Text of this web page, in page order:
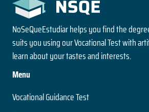
NoSeQueEstudiar helps you find the
suits you using our Vocational Test with
learn about your tastes and interests.
Menu
Vocational Guidance Test